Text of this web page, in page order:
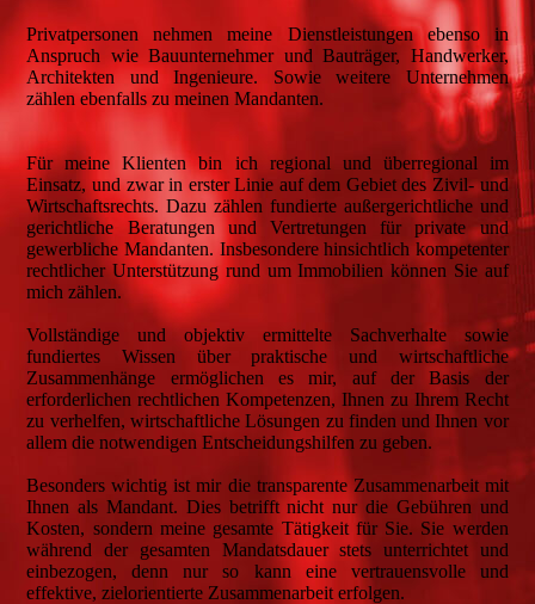
Privatpersonen nehmen meine Dienstleistungen ebenso in
Anspruch wie Bauunternehmer und Bauträger, Handwerker,
Architekten und Ingenieure. Sowie weitere Unternehmen
zählen ebenfalls zu meinen Mandanten.
Für meine Klienten bin ich regional und überregional im
Einsatz, und zwar in erster Linie auf dem Gebiet des Zivil- und
Wirtschaftsrechts. Dazu zählen fundierte außergerichtliche und
gerichtliche Beratungen und Vertretungen für private und
gewerbliche Mandanten. Insbesondere hinsichtlich kompetenter
rechtlicher Unterstützung rund um Immobilien können Sie auf
mich zählen.
Vollständige und objektiv ermittelte Sachverhalte sowie
fundiertes Wissen über praktische und wirtschaftliche
Zusammenhänge ermöglichen es mir, auf der Basis der
erforderlichen rechtlichen Kompetenzen, Ihnen zu Ihrem Recht
zu verhelfen, wirtschaftliche Lösungen zu finden und Ihnen vor
allem die notwendigen Entscheidungshilfen zu geben.
Besonders wichtig ist mir die transparente Zusammenarbeit mit
Ihnen als Mandant. Dies betrifft nicht nur die Gebühren und
Kosten, sondern meine gesamte Tätigkeit für Sie. Sie werden
während der gesamten Mandatsdauer stets unterrichtet und
einbezogen, denn nur so kann eine vertrauensvolle und
effektive, zielorientierte Zusammenarbeit erfolgen.